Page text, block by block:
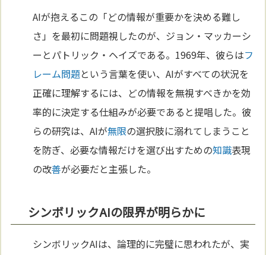
AIが抱えるこの「どの情報が重要かを決める難し
さ」を最初に問題視したのが、ジョン・マッカーシ
ーとパトリック・ヘイズである。1969年、彼らはフ
レーム問題という言葉を使い、AIがすべての状況を
正確に理解するには、どの情報を無視すべきかを効
率的に決定する仕組みが必要であると提唱した。彼
らの研究は、AIが無限の選択肢に溺れてしまうこと
を防ぎ、必要な情報だけを選び出すための知識表現
の改善が必要だと主張した。
シンボリックAIの限界が明らかに
シンボリックAIは、論理的に完璧に思われたが、実